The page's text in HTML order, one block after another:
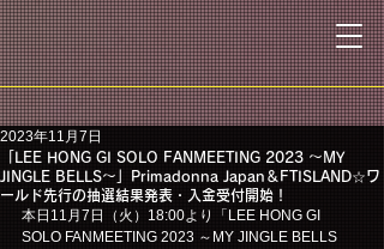
「LEE HONG GI SOLO FANMEETING 2023 ～MY
JINGLE BELLS～」Primadonna Japan＆FTISLAND☆ワ
ールド先行の抽選結果発表・入金受付開始！
2023年11月7日
本日11月7日（火）18:00より「LEE HONG GI
SOLO FANMEETING 2023 ～MY JINGLE BELLS